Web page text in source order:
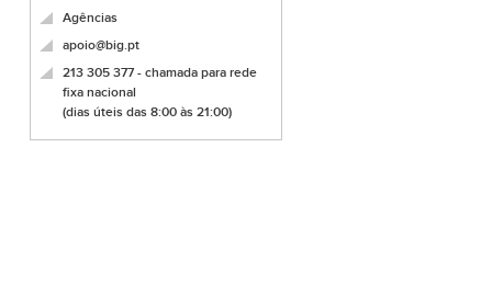
Agências
apoio@big.pt
213 305 377 - chamada para rede
fixa nacional
(dias úteis das 8:00 às 21:00)